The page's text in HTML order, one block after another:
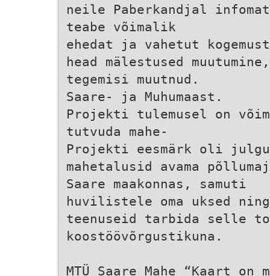
neile Paberkandjal
teabe võimalik
ehedat ja vahetut
head mälestused
tegemisi muutnud.
Saare- ja Muhumaast.
Projekti tulemusel on
tutvuda mahe-
Projekti eesmärk oli
mahetalusid avama
Saare maakonnas, samuti
huvilistele oma uksed
teenuseid tarbida selle
koostöövõrgustikuna.
MTÜ Saare Mahe “Kaart